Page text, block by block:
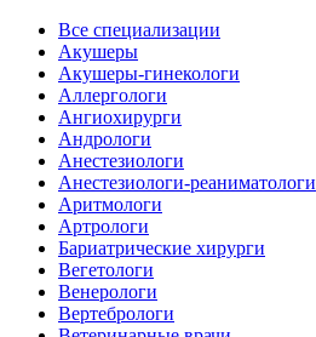
Все специализации
Акушеры
Акушеры-гинекологи
Аллергологи
Ангиохирурги
Андрологи
Анестезиологи
Анестезиологи-реаниматологи
Аритмологи
Артрологи
Бариатрические хирурги
Вегетологи
Венерологи
Вертебрологи